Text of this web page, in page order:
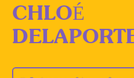
CHLOÉ